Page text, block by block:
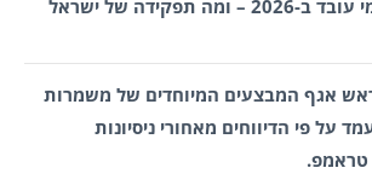
תפקידה של ישראל
אגף המבצעים המיוחדים של משמרות
על פי הדיווחים מאחורי ניסיונות